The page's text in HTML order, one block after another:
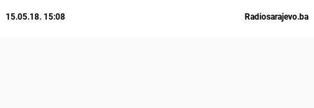
15.05.18. 15:08 Radiosarajevo.ba